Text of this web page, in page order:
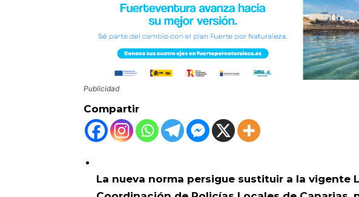
Publicidad
Compartir
La nueva norma persigue sustituir a la vigente